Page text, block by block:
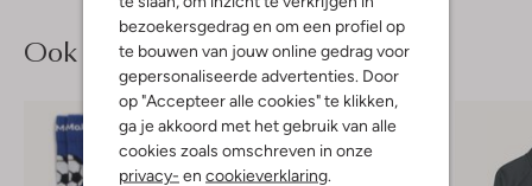
bezoekersgedrag en om een profiel op
te bouwen van jouw online gedrag voor
gepersonaliseerde advertenties. Door
op "Accepteer alle cookies" te klikken,
ga je akkoord met het gebruik van alle
cookies zoals omschreven in onze
privacy- en cookieverklaring.
Ook iets voor jou?